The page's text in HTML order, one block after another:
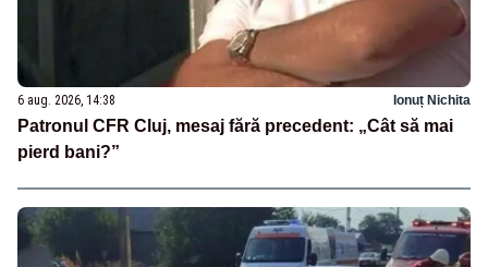
6 aug. 2026, 14:38 Ionuț Nichita
Patronul CFR Cluj, mesaj fără precedent: „Cât să mai
pierd bani?”